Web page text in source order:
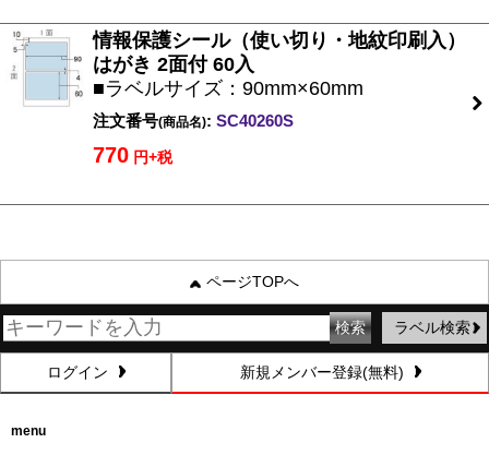
情報保護シール（使い切り・地紋印刷入）
はがき 2面付 60入
■ラベルサイズ：90mm×60mm
注文番号(商品名): SC40260S
770 円+税
ページTOPへ
ラベル検索
ログイン 新規メンバー登録(無料)
menu